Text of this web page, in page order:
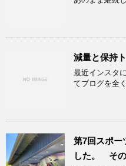
減量と保持
最近インスタ
てブログを全
第7回スポー
した。 そ